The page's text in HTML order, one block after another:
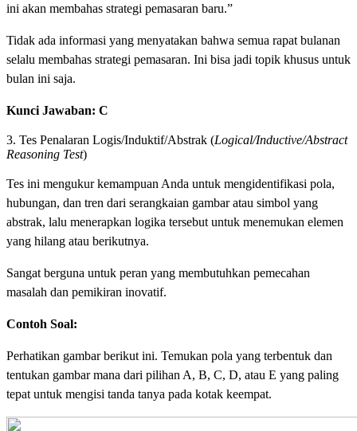
ini akan membahas strategi pemasaran baru.”
Tidak ada informasi yang menyatakan bahwa semua rapat bulanan
selalu membahas strategi pemasaran. Ini bisa jadi topik khusus untuk
bulan ini saja.
Kunci Jawaban: C
3. Tes Penalaran Logis/Induktif/Abstrak (Logical/Inductive/Abstract
Reasoning Test)
Tes ini mengukur kemampuan Anda untuk mengidentifikasi pola,
hubungan, dan tren dari serangkaian gambar atau simbol yang
abstrak, lalu menerapkan logika tersebut untuk menemukan elemen
yang hilang atau berikutnya.
Sangat berguna untuk peran yang membutuhkan pemecahan
masalah dan pemikiran inovatif.
Contoh Soal:
Perhatikan gambar berikut ini. Temukan pola yang terbentuk dan
tentukan gambar mana dari pilihan A, B, C, D, atau E yang paling
tepat untuk mengisi tanda tanya pada kotak keempat.